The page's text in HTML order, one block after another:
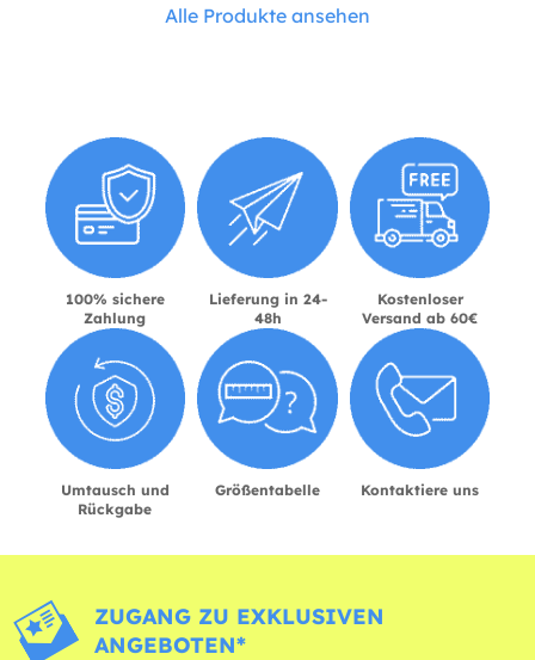
Alle Produkte ansehen
100% sichere
Zahlung
Lieferung in 24-
48h
Kostenloser
Versand ab 60€
Umtausch und
Rückgabe
Größentabelle Kontaktiere uns
ZUGANG ZU EXKLUSIVEN
ANGEBOTEN*